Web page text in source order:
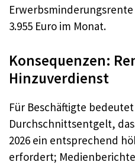
3.955 Euro im Monat.
Konsequenzen:
Hinzuverdienst
Für Beschäftigte
Durchschnittsentgelt,
2026 ein entsprechend
erfordert;